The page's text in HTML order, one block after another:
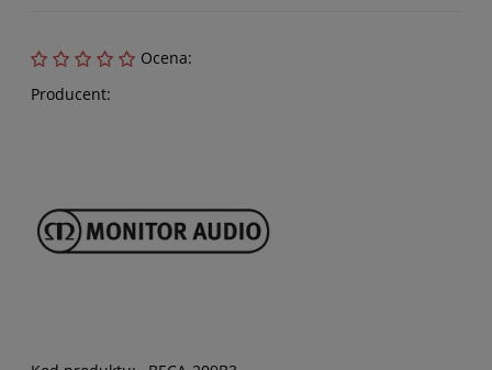
Ocena:
Producent: